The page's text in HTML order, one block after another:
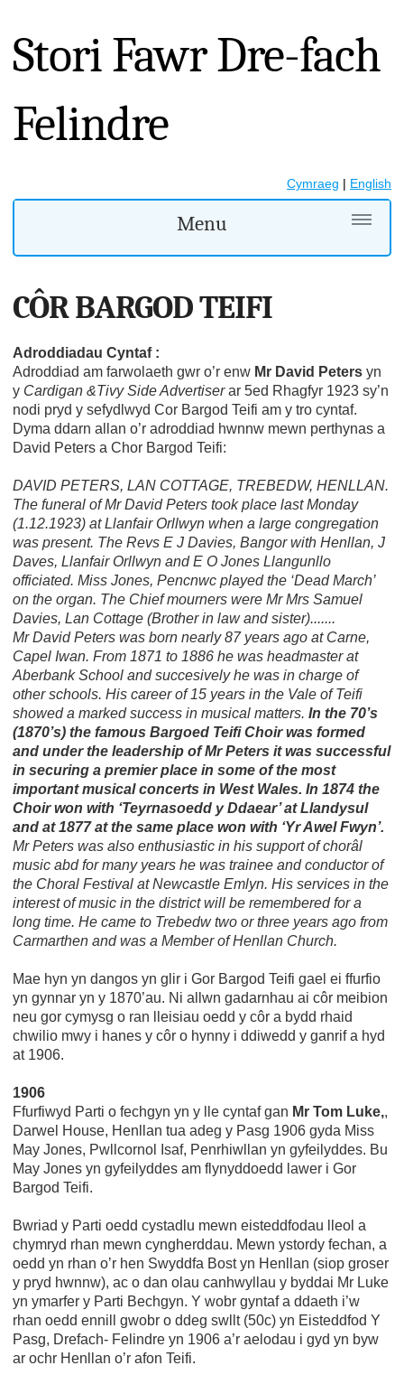
Stori Fawr Dre-fach
Felindre
Cymraeg | English
Menu
CÔR BARGOD TEIFI
Adroddiadau Cyntaf :
Adroddiad am farwolaeth gwr o’r enw Mr David Peters yn
y Cardigan &Tivy Side Advertiserar 5ed Rhagfyr 1923 sy’n
nodi pryd y sefydlwyd Cor Bargod Teifi am y tro cyntaf.
Dyma ddarn allan o’r adroddiad hwnnw mewn perthynas a
David Peters a Chor Bargod Teifi:
DAVID PETERS, LAN COTTAGE, TREBEDW, HENLLAN.
The funeral of Mr David Peters took place last Monday
(1.12.1923) at Llanfair Orllwyn when a large congregation
was present. The Revs E J Davies, Bangor with Henllan, J
Daves, Llanfair Orllwyn and E O Jones Llangunllo
officiated. Miss Jones, Pencnwc played the ‘Dead March’
on the organ. The Chief mourners were Mr Mrs Samuel
Davies, Lan Cottage (Brother in law and sister).......
Mr David Peters was born nearly 87 years ago at Carne,
Capel Iwan. From 1871 to 1886 he was headmaster at
Aberbank School and succesively he was in charge of
other schools. His career of 15 years in the Vale of Teifi
showed a marked success in musical matters. In the 70’s
(1870’s) the famous Bargoed Teifi Choir was formed
and under the leadership of Mr Peters it was successful
in securing a premier place in some of the most
important musical concerts in West Wales. In 1874 the
Choir won with ‘Teyrnasoedd y Ddaear’ at Llandysul
and at 1877 at the same place won with ‘Yr Awel Fwyn’.
Mr Peters was also enthusiastic in his support of chorâl
music abd for many years he was trainee and conductor of
the Choral Festival at Newcastle Emlyn. His services in the
interest of music in the district will be remembered for a
long time. He came to Trebedw two or three years ago from
Carmarthen and was a Member of Henllan Church.
Mae hyn yn dangos yn glir i Gor Bargod Teifi gael ei ffurfio
yn gynnar yn y 1870’au. Ni allwn gadarnhau ai côr meibion
neu gor cymysg o ran lleisiau oedd y côr a bydd rhaid
chwilio mwy i hanes y côr o hynny i ddiwedd y ganrif a hyd
at 1906.
1906
Ffurfiwyd Parti o fechgyn yn y lle cyntaf gan Mr Tom Luke,,
Darwel House, Henllan tua adeg y Pasg 1906 gyda Miss
May Jones, Pwllcornol Isaf, Penrhiwllan yn gyfeilyddes. Bu
May Jones yn gyfeilyddes am flynyddoedd lawer i Gor
Bargod Teifi.
Bwriad y Parti oedd cystadlu mewn eisteddfodau lleol a
chymryd rhan mewn cyngherddau. Mewn ystordy fechan, a
oedd yn rhan o’r hen Swyddfa Bost yn Henllan (siop groser
y pryd hwnnw), ac o dan olau canhwyllau y byddai Mr Luke
yn ymarfer y Parti Bechgyn. Y wobr gyntaf a ddaeth i’w
rhan oedd ennill gwobr o ddeg swllt (50c) yn Eisteddfod Y
Pasg, Drefach- Felindre yn 1906 a’r aelodau i gyd yn byw
ar ochr Henllan o’r afon Teifi.